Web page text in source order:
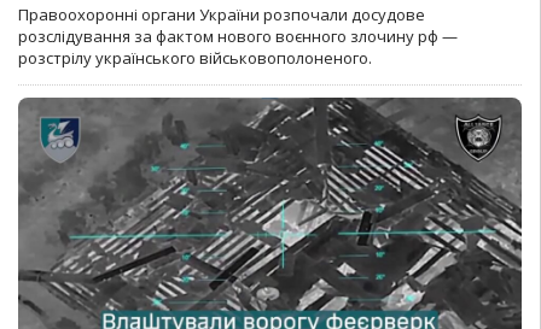
Правоохоронні органи України розпочали досудове
розслідування за фактом нового воєнного злочину рф —
розстрілу українського військовополоненого.